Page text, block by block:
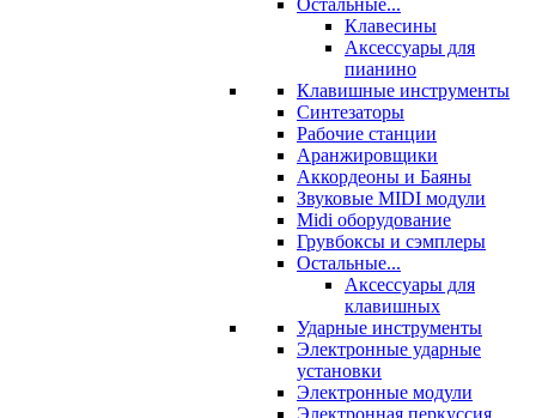
Остальные...
Клавесины
Аксессуары для
пианино
Клавишные инструменты
Синтезаторы
Рабочие станции
Аранжировщики
Аккордеоны и Баяны
Звуковые MIDI модули
Midi оборудование
Грувбоксы и сэмплеры
Остальные...
Аксессуары для
клавишных
Ударные инструменты
Электронные ударные
установки
Электронные модули
Электронная перкуссия